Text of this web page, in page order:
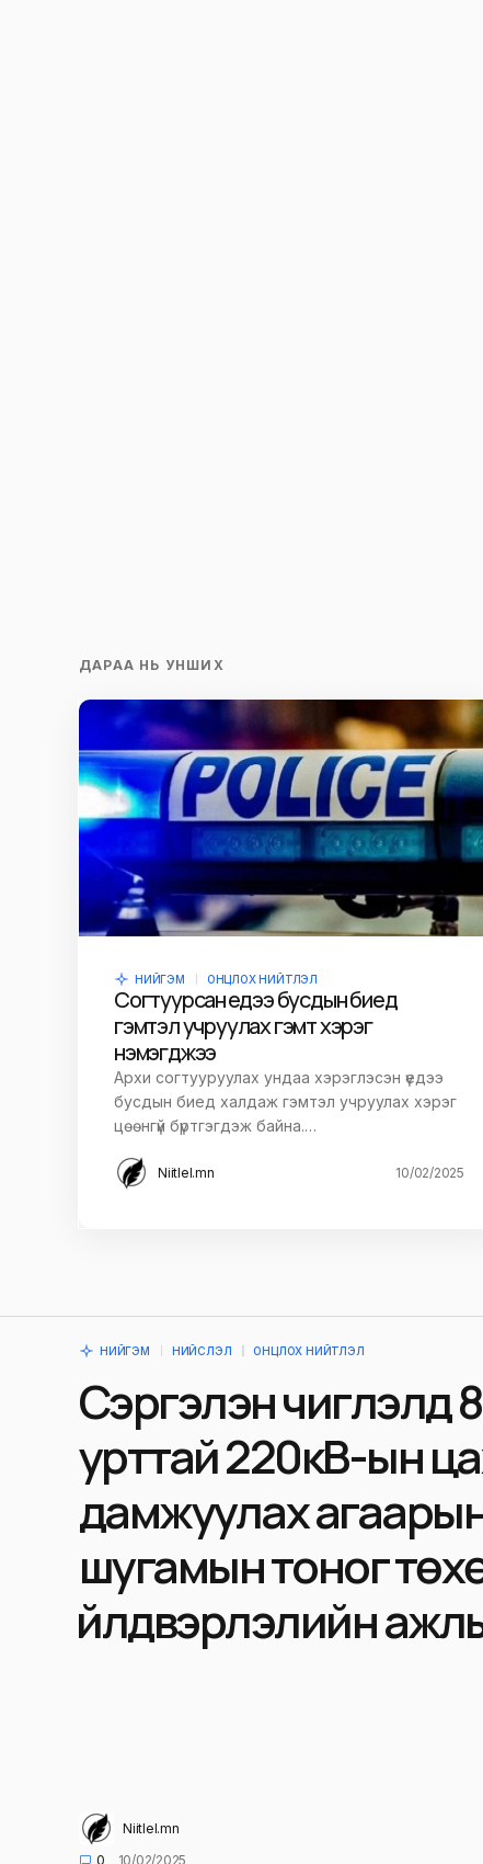
ДАРАА НЬ УНШИХ
НИЙГЭМ ОНЦЛОХ НИЙТЛЭЛ
Согтуурсан үедээ бусдын биед
гэмтэл учруулах гэмт хэрэг
нэмэгджээ
Архи согтууруулах ундаа хэрэглэсэн үедээ
бусдын биед халдаж гэмтэл учруулах хэрэг
цөөнгүй бүртгэгдэж байна.…
Niitlel.mn 10/02/2025
НИЙГЭМ НИЙСЛЭЛ ОНЦЛОХ НИЙТЛЭЛ
Сэргэлэн чиглэлд
урттай 220кВ-ын
дамжуулах
шугамын тоног
үйлдвэрлэлийн
Niitlel.mn
0
10/02/2025